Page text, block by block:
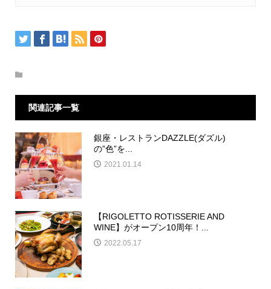
関連記事一覧
銀座・レストランDAZZLE(ダズル)
の”色”を...
2021.01.14
【RIGOLETTO ROTISSERIE AND
WINE】がオープン10周年！...
2022.05.17